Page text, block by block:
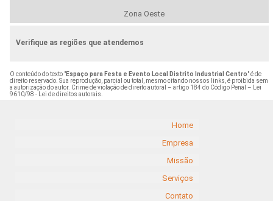
Zona Oeste
Verifique as regiões que atendemos
O conteúdo do texto "Espaço para Festa e Evento Local Distrito Industrial Centro" é de
direito reservado. Sua reprodução, parcial ou total, mesmo citando nossos links, é proibida sem
a autorização do autor. Crime de violação de direito autoral – artigo 184 do Código Penal –
Lei
9610/98 - Lei de direitos autorais
Home
Empresa
Missão
Serviços
Contato